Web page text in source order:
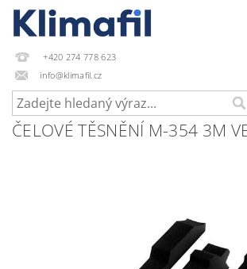
+420 274 778 623
info@klimafil.cz
ČELOVÉ TĚSNĚNÍ M-354 3M